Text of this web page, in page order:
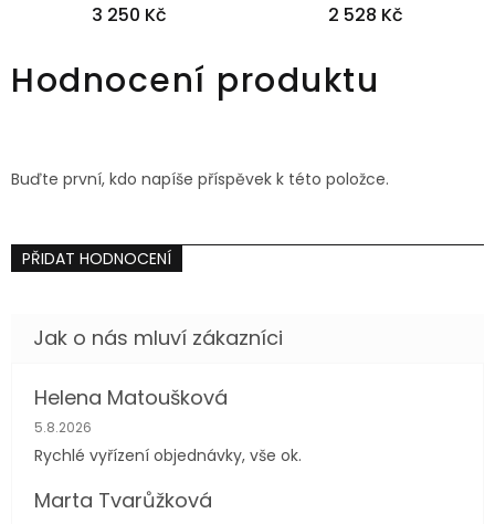
3 250 Kč 2 528 Kč
Hodnocení produktu
Buďte první, kdo napíše příspěvek k této položce.
PŘIDAT HODNOCENÍ
Helena Matoušková
Hodnocení obchodu je 5 z 5 hvězdiček.
5.8.2026
Rychlé vyřízení objednávky, vše ok.
Marta Tvarůžková